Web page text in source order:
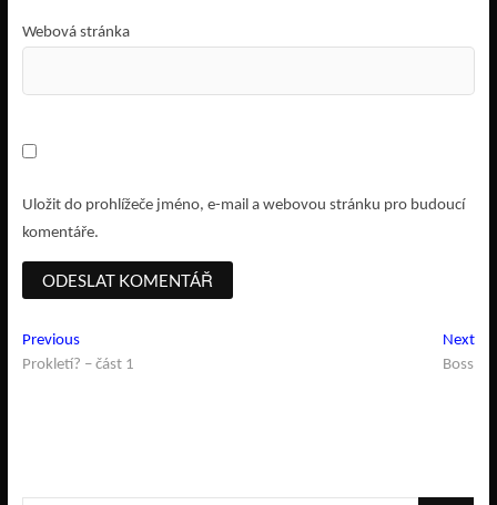
Webová stránka
Uložit do prohlížeče jméno, e-mail a webovou stránku pro budoucí
komentáře.
Navigace
pro
PreviousPrevious
post:
Prokletí? – část 1
Next
Boss